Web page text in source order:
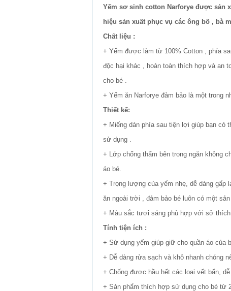
Yếm sơ sinh cotton Narforye được sản
hiệu sản xuất phục vụ các ông bố , bà
Chất liệu :
+ Yếm được làm từ 100% Cotton , phía
độc hại khác , hoàn toàn thích hợp và an
cho bé .
+ Yếm ăn Narforye đảm bảo là một trong
Thiết kế:
+ Miếng dán phía sau tiện lợi giúp bạn có
sử dụng .
+ Lớp chống thấm bên trong ngăn không
áo bé.
+ Trọng lượng của yếm nhẹ, dễ dàng gấp
ăn ngoài trời , đảm bảo bé luôn có một
+ Màu sắc tươi sáng phù hợp với sở
Tính tiện ích :
+ Sử dụng yếm giúp giữ cho quần áo của
+ Dễ dàng rửa sạch và khô nhanh chóng
+ Chống được hầu hết các loại vết bẩn,
+ Sản phẩm thích hợp sử dụng cho bé từ